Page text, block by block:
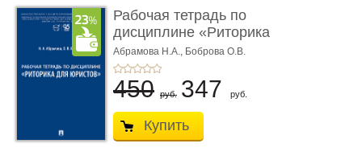
Рабочая тетрадь по
дисциплине «Риторика
для ю� ...
Абрамова Н.А., Боброва О.В.
450 руб. 347 руб.
Купить